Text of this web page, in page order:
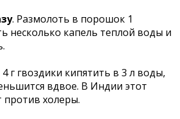
. Размолоть в порошок 1
несколько капель теплой воды и
г гвоздики кипятить в 3 л воды,
вдвое. В Индии этот
против холеры.